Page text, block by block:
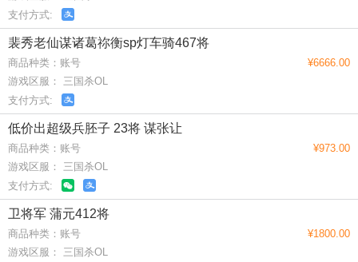
支付方式:
裴秀老仙谋诸葛祢衡sp灯车骑467将
商品种类：账号
游戏区服： 三国杀OL
支付方式:
¥6666.00
低价出超级兵胚子 23将 谋张让
商品种类：账号
游戏区服： 三国杀OL
支付方式:
¥973.00
卫将军 蒲元412将
商品种类：账号
游戏区服： 三国杀OL
¥1800.00